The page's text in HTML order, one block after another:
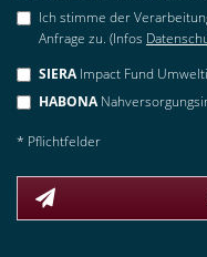
Ich stimme der
Anfrage zu. (Infos
SIERAImpact Fund
HABONA
* Pflichtfelder